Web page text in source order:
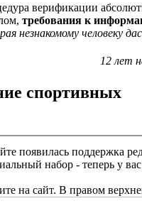
верификации
требования к
незнакомому человеку
12 лет
спортивных
появилась поддержка
набор - теперь у
на сайт. В правом